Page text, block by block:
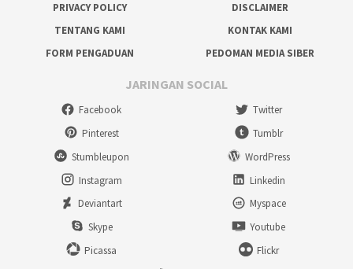
PRIVACY POLICY
DISCLAIMER
TENTANG KAMI
KONTAK KAMI
FORM PENGADUAN
PEDOMAN MEDIA SIBER
JARINGAN SOCIAL
Facebook
Twitter
Pinterest
Tumblr
Stumbleupon
WordPress
Instagram
Linkedin
Deviantart
Myspace
Skype
Youtube
Picassa
Flickr